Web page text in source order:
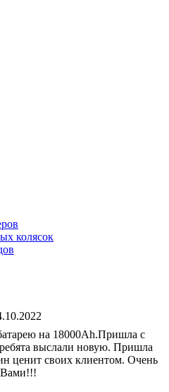
колясок
на 18000Аh.Пришла с
выслали новую. Пришла
ценит своих клиентом. Очень
Вами!!!